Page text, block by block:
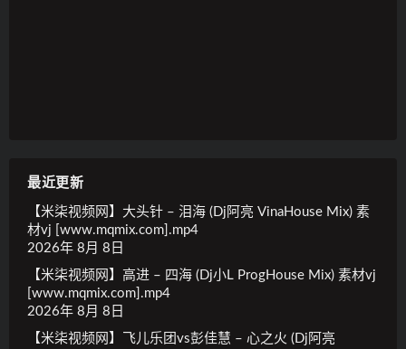
最近更新
【米柒视频网】大头针 – 泪海 (Dj阿亮 VinaHouse Mix) 素
材vj [www.mqmix.com].mp4
2026年 8月 8日
【米柒视频网】高进 – 四海 (Dj小L ProgHouse Mix) 素材vj
[www.mqmix.com].mp4
2026年 8月 8日
【米柒视频网】飞儿乐团vs彭佳慧 – 心之火 (Dj阿亮